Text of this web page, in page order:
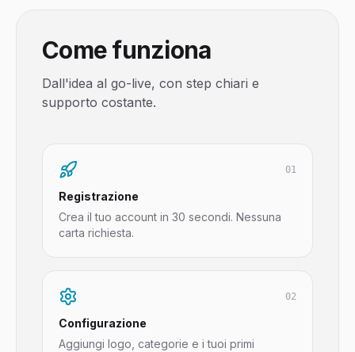
Come funziona
Dall'idea al go-live, con step chiari e
supporto costante.
01
Registrazione
Crea il tuo account in 30 secondi. Nessuna
carta richiesta.
02
Configurazione
Aggiungi logo, categorie e i tuoi primi